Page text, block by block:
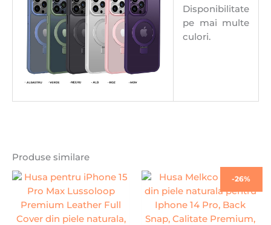
Disponibilitate
pe mai multe
culori.
Produse similare
-26%
Prețul
a
fost:
134,00 lei.
Prețul
este:
99,00